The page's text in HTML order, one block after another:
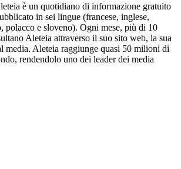
è un quotidiano di informazione gratuito
in sei lingue (francese, inglese,
polacco e sloveno). Ogni mese, più di 10
Aleteia attraverso il suo sito web, la sua
media. Aleteia raggiunge quasi 50 milioni di
rendendolo uno dei leader dei media